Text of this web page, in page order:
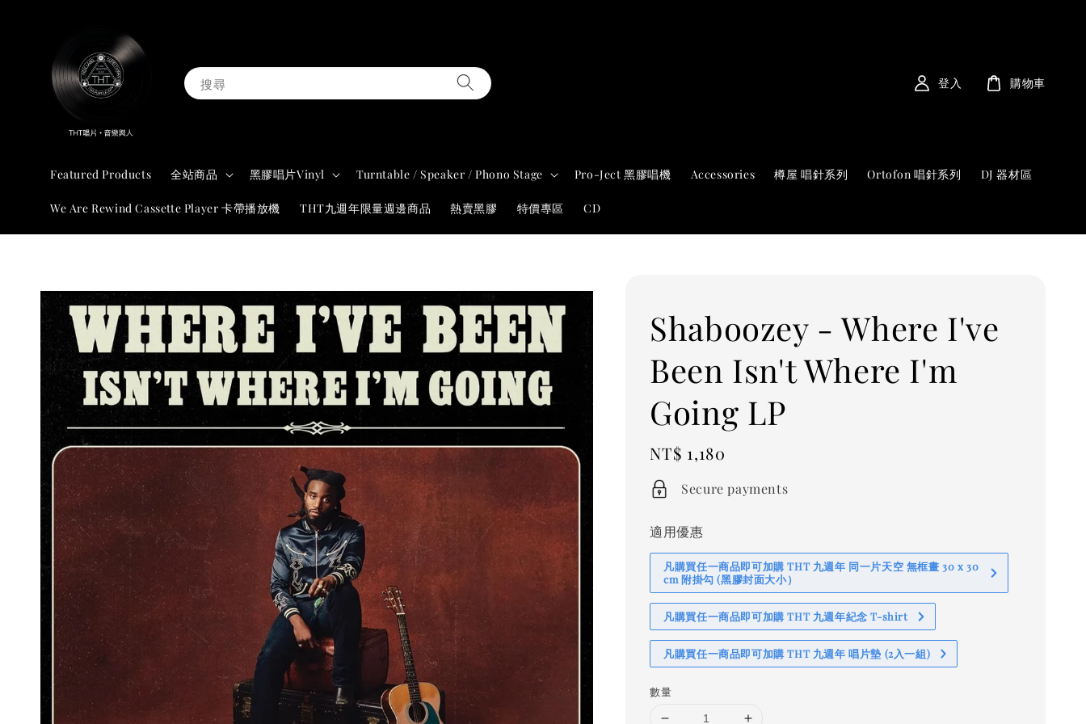
搜尋
Featured Products 全站商品 黑膠唱片Vinyl Turntable / Speaker / Phono Stage Pro-Ject 黑膠唱機 Accessories 樽屋 唱針系列 Ortofon 唱針系列 DJ 器材區
We Are Rewind Cassette Player 卡帶播放機 THT九週年限量週邊商品 熱賣黑膠 特價專區 CD
登入 購物車
Shaboozey - Where I've
Been Isn't Where I'm
Going LP
Regular
price
NT$ 1,180
Secure payments
適用優惠
凡購買任一商品即可加購 THT 九週年 同一片天空 無框畫 30 x 30
cm 附掛勾 (黑膠封面大小）
凡購買任一商品即可加購 THT 九週年紀念 T-shirt
凡購買任一商品即可加購 THT 九週年 唱片墊 (2入一組)
數量